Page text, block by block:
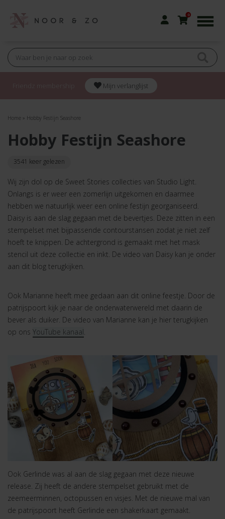
0
Mijn verlanglijst
Home » Hobby Festijn Seashore
Hobby Festijn Seashore
3541 keer gelezen
Wij zijn dol op de Sweet Stories collecties van Studio Light.
Onlangs is er weer een zomerlijn uitgekomen en daarmee
hebben we natuurlijk weer een online festijn georganiseerd.
Daisy is aan de slag gegaan met de bevertjes. Deze zitten in een
stempelset met bijpassende contourstansen zodat je niet zelf
hoeft te knippen. De achtergrond is gemaakt met het mask
stencil uit deze collectie en inkt. De video van Daisy kan je onder
aan dit blog terugkijken.
Ook Marianne heeft mee gedaan aan dit online feestje. Door de
patrijspoort kijk je naar de onderwaterwereld met daarin de
bever als duiker. De video van Marianne kan je hier terugkijken
op ons YouTube kanaal.
Ook Gerlinde was al aan de slag gegaan met deze nieuwe
release. Zij heeft de andere stempelset gebruikt met de
zeemeerminnen, octopussen en visjes. Met de nieuwe mal van
de patrijspoort heeft Gerlinde een shakerkaart gemaakt.